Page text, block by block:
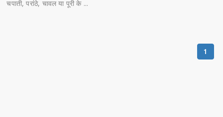
चपाती, परांठे, चावल या पूरी के ...
1